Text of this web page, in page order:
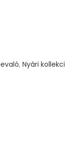
, Nyári